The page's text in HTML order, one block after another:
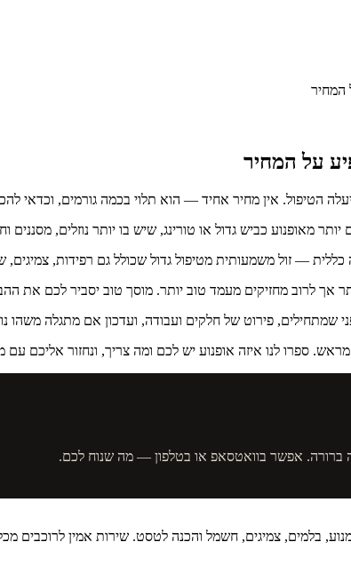
המחיר
על המחיר
הטיפול. אין מחיר אחיד — הוא תלוי בכמה גורמים, וכדאי
— זול משמעותית מטיפול גדול שכולל גם רפידות,
אך לרוב מחזיקים מעמד טוב יותר. מוסך טוב יסביר לכם את
פירוט של חלקים ועבודה, ועדכון אם מתגלה משהו
ברורה. אפשר בוואטסאפ או בטלפון — מה שנוח לכם.
בלמים, צמיגים, חשמל והכנה לטסט. שירות אמין לרוכבים